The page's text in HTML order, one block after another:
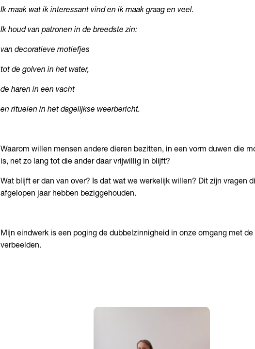
Ik maak wat ik interessant vind en ik maak graag en veel.
Ik houd van patronen in de breedste zin:
van decoratieve motiefjes
tot de golven in het water,
de haren in een vacht
en rituelen in het dagelijkse weerbericht.
Waarom willen mensen andere dieren bezitten, in een vorm duwen die
is, net zo lang tot die ander daar vrijwillig in blijft?
Wat blijft er dan van over? Is dat wat we werkelijk willen? Dit zijn vragen
afgelopen jaar hebben beziggehouden.
Mijn eindwerk is een poging de dubbelzinnigheid in onze omgang met de
verbeelden.